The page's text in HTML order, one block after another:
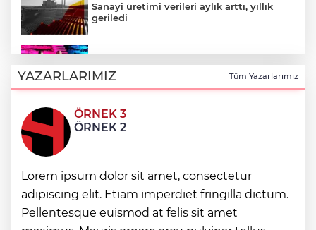
Sanayi üretimi verileri aylık arttı, yıllık
geriledi
müzik buluştu
İzmir ve Muğla’da göçmen kaçakçılığı
operasyonu! 132 düzensiz göçmen
yakalandı
Şahin Biba, Bursa’da 2 yılda
yapılamayanı 5 ayda yapıyor
YAZARLARIMIZ Tüm Yazarlarımız
ÖRNEK 3
ÖRNEK 2
Lorem ipsum dolor sit amet, consectetur
adipiscing elit. Etiam imperdiet fringilla dictum.
Pellentesque euismod at felis sit amet